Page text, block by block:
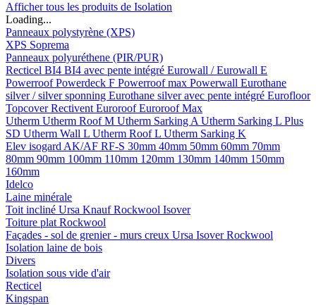
Afficher tous les produits de Isolation
Loading...
Panneaux polystyrène (XPS)
XPS Soprema
Panneaux polyuréthene (PIR/PUR)
Recticel BI4 BI4 avec pente intégré Eurowall / Eurowall E
PowerroofPowerdeck F Powerroof max Powerwall Eurothane
silver / silver sponning Eurothane silver avec pente intégré Eurofloor
TopcoverRectivent EuroroofEuroroof Max
Utherm Utherm Roof M Utherm Sarking A Utherm Sarking L Plus
SD Utherm Wall L Utherm Roof L Utherm Sarking K
Elev isogard AK/AF RF-S 30mm 40mm 50mm 60mm 70mm
80mm 90mm 100mm 110mm 120mm 130mm 140mm 150mm
160mm
Idelco
Laine minérale
Toit incliné Ursa KnaufRockwool Isover
Toiture plat Rockwool
Façades - sol de grenier - murs creux Ursa IsoverRockwool
Isolation laine de bois
Divers
Isolation sous vide d'air
Recticel
Kingspan